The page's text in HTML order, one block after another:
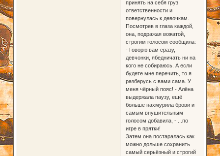
принять на себя груз
ответственности и
повернулась к девочкам.
Посмотрев в глаза каждой,
она, подражая вожатой,
строгим голосом сообщила:
- Говорю вам сразу,
девчонки, ябедничать ни на
кого не собираюсь. А если
будете мне перечить, то я
разберусь с вами сама. У
меня чёрный пояс! - Алёна
выдержала паузу, ещё
больше нахмурила брови и
самым внушительным
голосом добавила, - ...по
игре в прятки!
Затем она постаралась как
можно дольше сохранить
самый серьёзный и строгий